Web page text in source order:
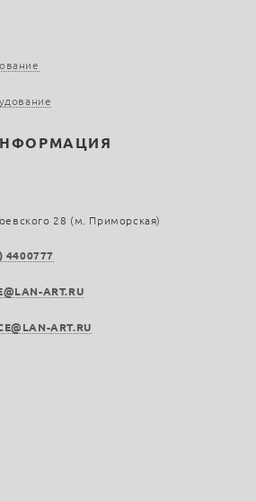
28 (м. Приморская)
4400777
ART.RU
ART.RU